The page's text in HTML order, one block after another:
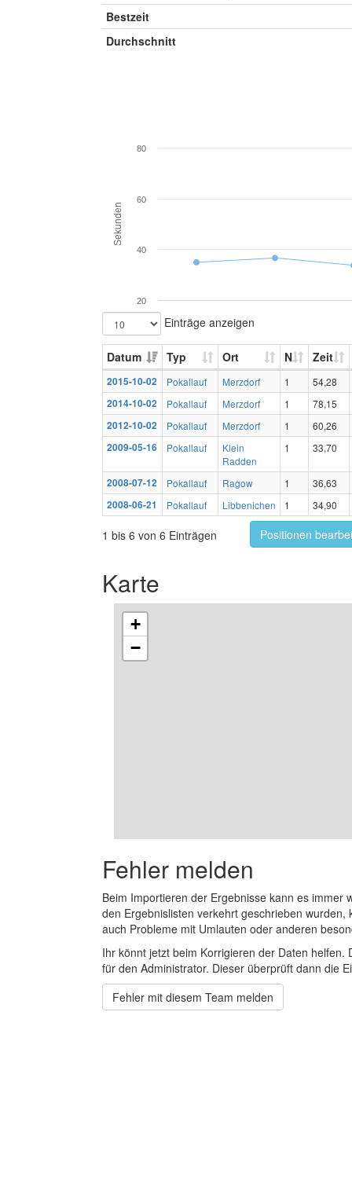
Bestzeit
Durchschnitt
Sekunden
20
40
60
80
Einträge anzeigen
Datum Typ Ort N Zeit
2015-10-02 Pokallauf Merzdorf 1
54,28
2014-10-02
Pokallauf Merzdorf 1
78,15
2012-10-02
Pokallauf Merzdorf 1
60,26
2009-05-16
Pokallauf
Klein
Radden
1 33,70
2008-07-12 Pokallauf Ragow 1
36,63
2008-06-21
Pokallauf Libbenichen 1 34,90
1 bis 6 von 6 Einträgen Positionen
Karte
+
−
Fehler melden
Beim Importieren der Ergebnisse kann es
den Ergebnislisten verkehrt geschrieben
auch Probleme mit Umlauten oder anderen
Ihr könnt jetzt beim Korrigieren der Daten
für den Administrator. Dieser überprüft dann die
Fehler mit diesem Team melden